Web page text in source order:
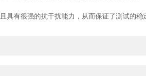
有很强的抗干扰能力，从而保证了测试的稳